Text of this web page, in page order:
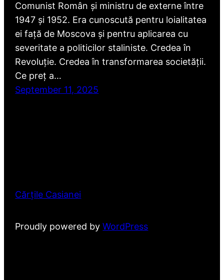
Comunist Român și ministru de externe între
1947 și 1952. Era cunoscută pentru loialitatea
ei față de Moscova și pentru aplicarea cu
severitate a politicilor staliniste. Credea în
Revoluție. Credea în transformarea societății.
Ce preț a…
September 11, 2025
Cărțile Casianei
Proudly powered byWordPress